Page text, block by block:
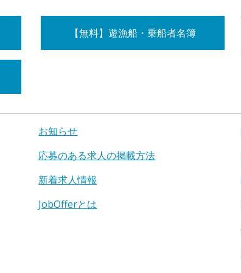
【無料】遊漁船・乗船者名簿
お知らせ
応募のある求人の掲載方法
新着求人情報
JobOfferとは